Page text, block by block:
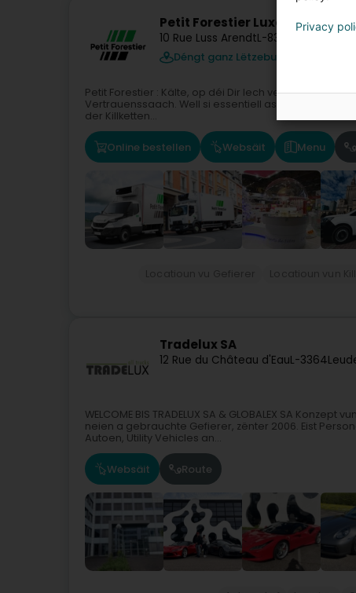
Petit Forestier Luxembourg
10 Rue Luss ArendtL-8389
Déngt ganz Lëtzebuerg
Petit Forestier : Kälte, op déi Dir Iech verloosse
Vertrauenssaach. Well si essentiell ass fir de glaten
der Killketten...
Online bestellen Websäit Menu
Tradelux SA
12 Rue du Château d'EauL-3364
WELCOME BIS TRADELUX SA & GLOBALEX SA
neien a gebrauchte Gefierer, zënter 2006. Eist
Autoen, Utility Vehicles an...
Websäit Route
Privacy